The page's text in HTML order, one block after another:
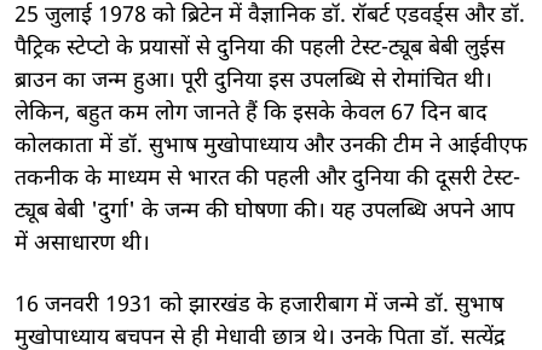
25 जुलाई 1978 को ब्रिटेन में वैज्ञानिक डॉ. रॉबर्ट एडवर्ड्स और डॉ.
पैट्रिक स्टेप्टो के प्रयासों से दुनिया की पहली टेस्ट-ट्यूब बेबी लुईस
ब्राउन का जन्म हुआ। पूरी दुनिया इस उपलब्धि से रोमांचित थी।
लेकिन, बहुत कम लोग जानते हैं कि इसके केवल 67 दिन बाद
कोलकाता में डॉ. सुभाष मुखोपाध्याय और उनकी टीम ने आईवीएफ
तकनीक के माध्यम से भारत की पहली और दुनिया की दूसरी टेस्ट-
ट्यूब बेबी 'दुर्गा' के जन्म की घोषणा की। यह उपलब्धि अपने आप
में असाधारण थी।
16 जनवरी 1931 को झारखंड के हजारीबाग में जन्मे डॉ. सुभाष
मुखोपाध्याय बचपन से ही मेधावी छात्र थे। उनके पिता डॉ. सत्येंद्र